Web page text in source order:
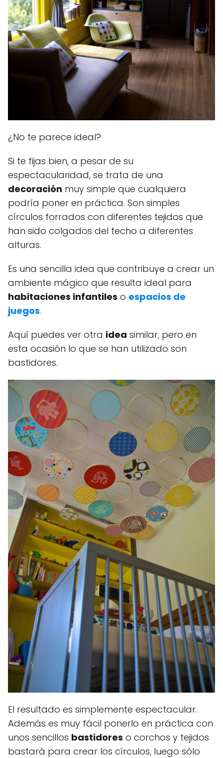
¿No te parece ideal?
Si te fijas bien, a pesar de su
espectacularidad, se trata de una
decoración muy simple que cualquiera
podría poner en práctica. Son simples
círculos forrados con diferentes tejidos que
han sido colgados del techo a diferentes
alturas.
Es una sencilla idea que contribuye a crear un
ambiente mágico que resulta ideal para
habitaciones infantiles o espacios de
juegos.
Aquí puedes ver otra idea similar, pero en
esta ocasión lo que se han utilizado son
bastidores.
El resultado es simplemente espectacular.
Además es muy fácil ponerlo en práctica con
unos sencillos bastidores o corchos y tejidos
bastará para crear los círculos, luego sólo